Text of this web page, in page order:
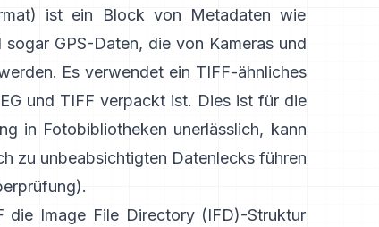
ist ein Block von Metadaten wie
GPS-Daten, die von Kameras und
Es verwendet ein TIFF-ähnliches
und TIFF verpackt ist. Dies ist für die
in Fotobibliotheken unerlässlich, kann
zu unbeabsichtigten Datenlecks führen
die Image File Directory (IFD)-Struktur